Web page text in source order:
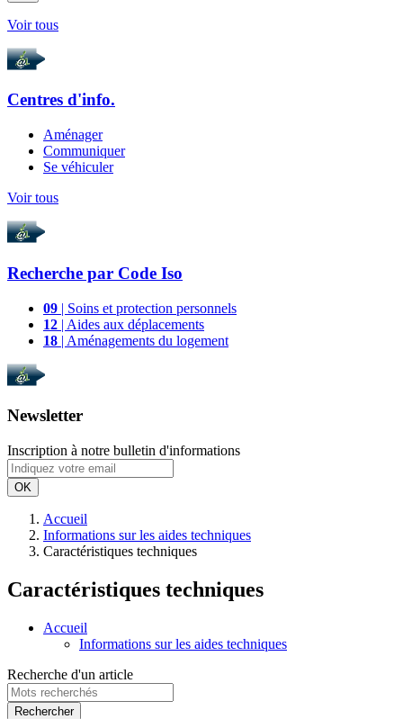
Voir tous
Centres d'info.
Aménager
Communiquer
Se véhiculer
Voir tous
Recherche par Code Iso
09 | Soins et protection personnels
12 | Aides aux déplacements
18 | Aménagements du logement
Newsletter
Inscription à notre bulletin d'informations
OK
Accueil
Informations sur les aides techniques
Caractéristiques techniques
Caractéristiques techniques
Accueil
Informations sur les aides techniques
Recherche d'un article